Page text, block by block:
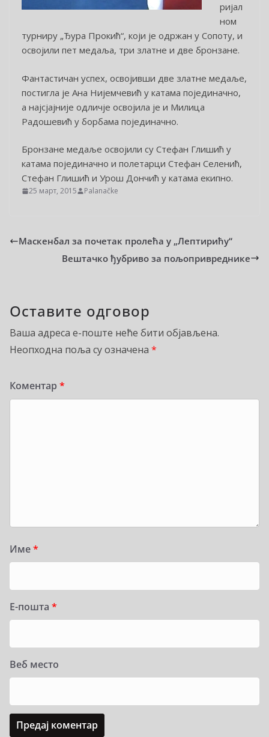
ријал
ном
турниру „Ђура Прокић“, који је одржан у Сопоту, и
освојили пет медаља, три златне и две бронзане.
Фантастичан успех, освојивши две златне медаље,
постигла је Ана Нијемчевић у катама појединачно,
а најсјајније одличје освојила је и Милица
Радошевић у борбама појединачно.
Бронзане медаље освојили су Стефан Глишић у
катама појединачно и полетарци Стефан Селенић,
Стефан Глишић и Урош Дончић у катама екипно.
25 март, 2015 Palanačke
Маскенбал за почетак пролећа у „Лептирићу“
Вештачко ђубриво за пољопривреднике
Оставите одговор
Ваша адреса е-поште неће бити објављена.
Неопходна поља су означена *
Коментар *
Име*
Е-пошта *
Веб место